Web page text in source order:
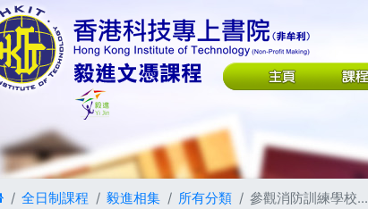
全日制課程 毅進相集 所有分類 參觀消防訓練學校...